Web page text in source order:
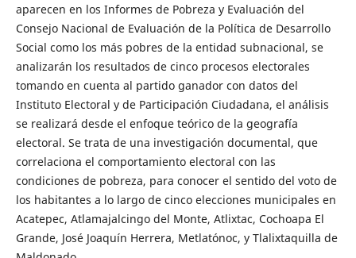
aparecen en los Informes de Pobreza y Evaluación del
Consejo Nacional de Evaluación de la Política de Desarrollo
Social como los más pobres de la entidad subnacional, se
analizarán los resultados de cinco procesos electorales
tomando en cuenta al partido ganador con datos del
Instituto Electoral y de Participación Ciudadana, el análisis
se realizará desde el enfoque teórico de la geografía
electoral. Se trata de una investigación documental, que
correlaciona el comportamiento electoral con las
condiciones de pobreza, para conocer el sentido del voto de
los habitantes a lo largo de cinco elecciones municipales en
Acatepec, Atlamajalcingo del Monte, Atlixtac, Cochoapa El
Grande, José Joaquín Herrera, Metlatónoc, y Tlalixtaquilla de